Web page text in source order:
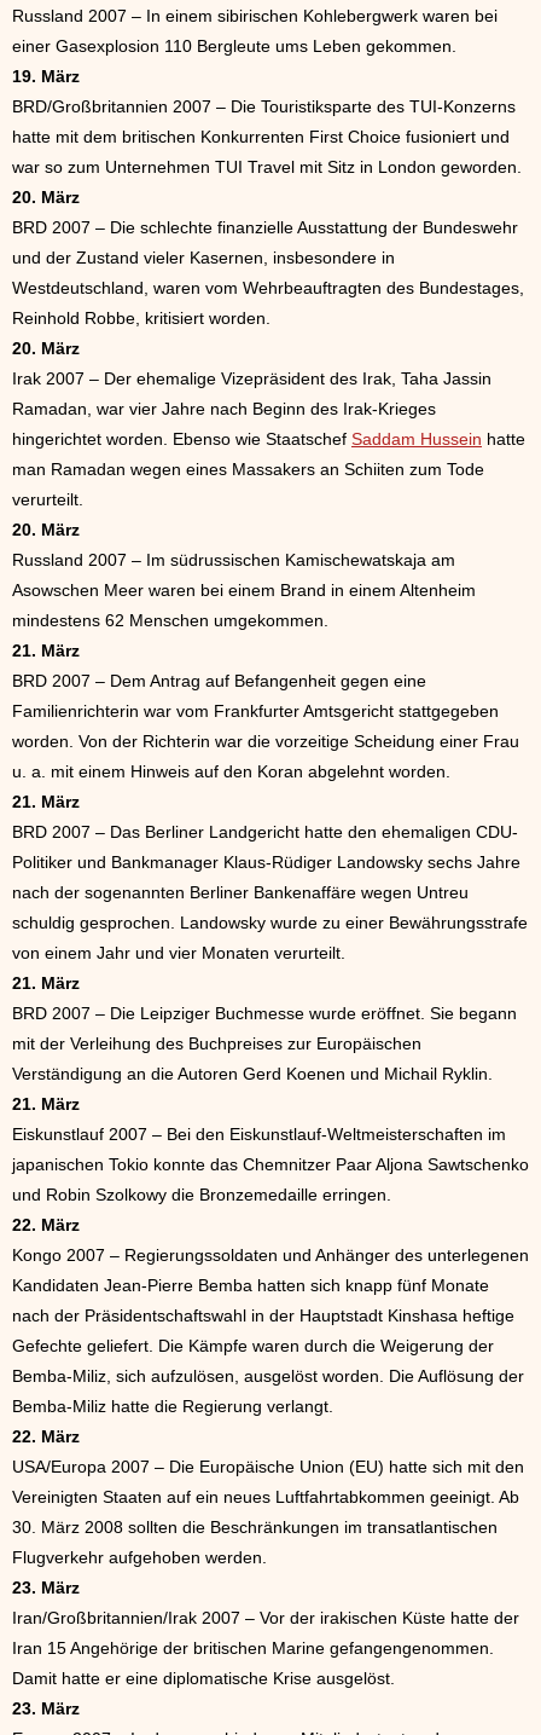
Russland 2007 – In einem sibirischen Kohlebergwerk waren bei
einer Gasexplosion 110 Bergleute ums Leben gekommen.
19. März
BRD/Großbritannien 2007 – Die Touristiksparte des TUI-Konzerns
hatte mit dem britischen Konkurrenten First Choice fusioniert und
war so zum Unternehmen TUI Travel mit Sitz in London geworden.
20. März
BRD 2007 – Die schlechte finanzielle Ausstattung der Bundeswehr
und der Zustand vieler Kasernen, insbesondere in
Westdeutschland, waren vom Wehrbeauftragten des Bundestages,
Reinhold Robbe, kritisiert worden.
20. März
Irak 2007 – Der ehemalige Vizepräsident des Irak, Taha Jassin
Ramadan, war vier Jahre nach Beginn des Irak-Krieges
hingerichtet worden. Ebenso wie Staatschef Saddam Hussein hatte
man Ramadan wegen eines Massakers an Schiiten zum Tode
verurteilt.
20. März
Russland 2007 – Im südrussischen Kamischewatskaja am
Asowschen Meer waren bei einem Brand in einem Altenheim
mindestens 62 Menschen umgekommen.
21. März
BRD 2007 – Dem Antrag auf Befangenheit gegen eine
Familienrichterin war vom Frankfurter Amtsgericht stattgegeben
worden. Von der Richterin war die vorzeitige Scheidung einer Frau
u. a. mit einem Hinweis auf den Koran abgelehnt worden.
21. März
BRD 2007 – Das Berliner Landgericht hatte den ehemaligen CDU-
Politiker und Bankmanager Klaus-Rüdiger Landowsky sechs Jahre
nach der sogenannten Berliner Bankenaffäre wegen Untreu
schuldig gesprochen. Landowsky wurde zu einer Bewährungsstrafe
von einem Jahr und vier Monaten verurteilt.
21. März
BRD 2007 – Die Leipziger Buchmesse wurde eröffnet. Sie begann
mit der Verleihung des Buchpreises zur Europäischen
Verständigung an die Autoren Gerd Koenen und Michail Ryklin.
21. März
Eiskunstlauf 2007 – Bei den Eiskunstlauf-Weltmeisterschaften im
japanischen Tokio konnte das Chemnitzer Paar Aljona Sawtschenko
und Robin Szolkowy die Bronzemedaille erringen.
22. März
Kongo 2007 – Regierungssoldaten und Anhänger des unterlegenen
Kandidaten Jean-Pierre Bemba hatten sich knapp fünf Monate
nach der Präsidentschaftswahl in der Hauptstadt Kinshasa heftige
Gefechte geliefert. Die Kämpfe waren durch die Weigerung der
Bemba-Miliz, sich aufzulösen, ausgelöst worden. Die Auflösung der
Bemba-Miliz hatte die Regierung verlangt.
22. März
USA/Europa 2007 – Die Europäische Union (EU) hatte sich mit den
Vereinigten Staaten auf ein neues Luftfahrtabkommen geeinigt. Ab
30. März 2008 sollten die Beschränkungen im transatlantischen
Flugverkehr aufgehoben werden.
23. März
Iran/Großbritannien/Irak 2007 – Vor der irakischen Küste hatte der
Iran 15 Angehörige der britischen Marine gefangengenommen.
Damit hatte er eine diplomatische Krise ausgelöst.
23. März